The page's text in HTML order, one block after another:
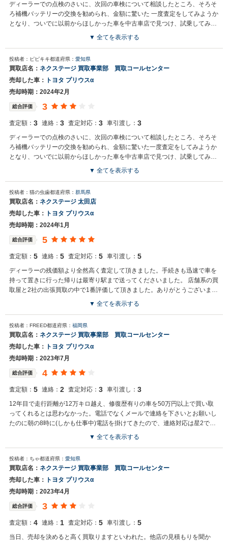
ディーラーでの点検のさいに、次回の車検について相談したところ、そろそ
ろ補機バッテリーの交換を勧められ、金額に驚いた 一度査定をしてみようか
となり、ついでに以前からほしかった車を中古車店で見つけ、試乗してみた
▼ 全てを表示する
投稿者：ピピキキ都道府県： 愛知県
買取店名： ネクステージ 買取事業部 買取コールセンター
売却した車：
トヨタ プリウスα
売却時期：2024年2月
総合評価 3
査定額： 3 連絡： 3 査定対応： 3 車引渡し： 3
ディーラーでの点検のさいに、次回の車検について相談したところ、そろそ
ろ補機バッテリーの交換を勧められ、金額に驚いた一度査定をしてみようか
となり、ついでに以前からほしかった車を中古車店で見つけ、試乗してみた
▼ 全てを表示する
投稿者：猫の虫歯都道府県： 群馬県
買取店名： ネクステージ 太田店
売却した車：
トヨタ プリウスα
売却時期：2024年1月
総合評価 5
査定額： 5 連絡： 5 査定対応： 5 車引渡し： 5
ディーラーの残価額より全然高く査定して頂きました。手続きも迅速で車を
持って置きに行った帰りは最寄り駅まで送ってくださいました。 店舗系の買
取屋と2社の出張買取の中で1番評価して頂きました。ありがとうございま
▼ 全てを表示する
投稿者：FREED都道府県： 福岡県
買取店名： ネクステージ 買取事業部 買取コールセンター
売却した車：
トヨタ プリウスα
売却時期：2023年7月
総合評価 4
査定額： 5 連絡： 2 査定対応： 3 車引渡し： 3
12年目で走行距離が12万キロ越え、修復歴有りの車を50万円以上で買い取
ってくれるとは思わなかった。電話でなくメールで連絡を下さいとお願いし
たのに朝の8時に(しかも仕事中)電話を掛けてきたので、連絡対応は星2です
▼ 全てを表示する
投稿者：ちゃ都道府県： 愛知県
買取店名： ネクステージ 買取事業部 買取コールセンター
売却した車：
トヨタ プリウスα
売却時期：2023年4月
総合評価 3
査定額： 4 連絡： 1 査定対応： 5 車引渡し： 5
当日、売却を決めると高く買取りますといわれた。他店の見積もりを聞か